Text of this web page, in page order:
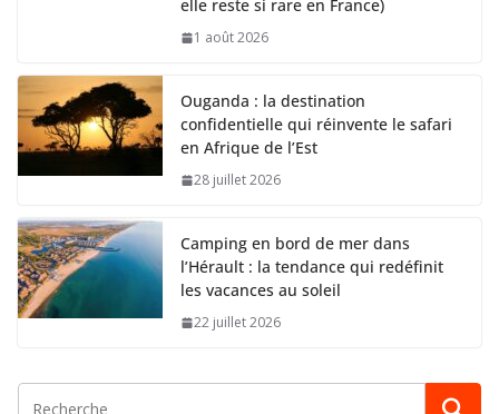
elle reste si rare en France)
1 août 2026
Ouganda : la destination
confidentielle qui réinvente le safari
en Afrique de l’Est
28 juillet 2026
Camping en bord de mer dans
l’Hérault : la tendance qui redéfinit
les vacances au soleil
22 juillet 2026